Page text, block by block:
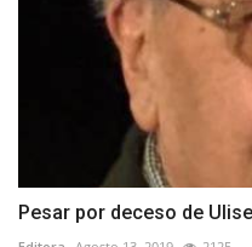
Pesar por deceso de